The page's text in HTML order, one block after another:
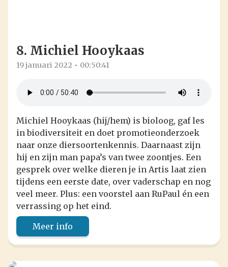
8. Michiel Hooykaas
19 januari 2022 00:50:41
Michiel Hooykaas (hij/hem) is bioloog, gaf les
in biodiversiteit en doet promotieonderzoek
naar onze diersoortenkennis. Daarnaast zijn
hij en zijn man papa’s van twee zoontjes. Een
gesprek over welke dieren je in Artis laat zien
tijdens een eerste date, over vaderschap en nog
veel meer. Plus: een voorstel aan RuPaul én een
verrassing op het eind.
Meer info